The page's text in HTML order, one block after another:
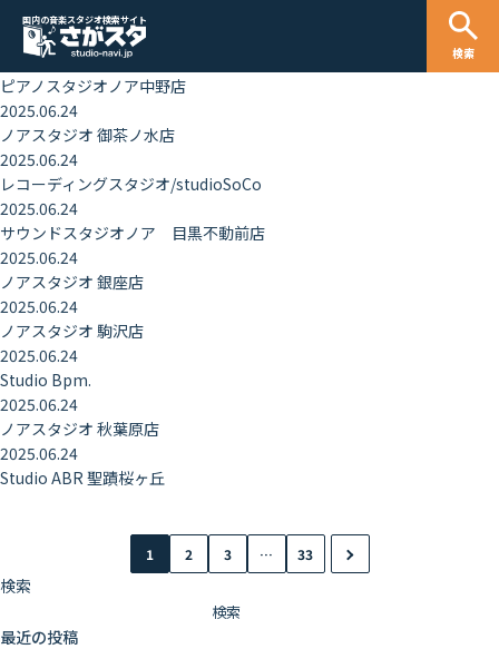
国内の音楽スタジオ検索サイト
検索
2025.06.24
AMATERAS STUDIO NAGAOKA
2025.06.24
ピアノスタジオノア中野店
2025.06.24
ノアスタジオ 御茶ノ水店
2025.06.24
レコーディングスタジオ/studioSoCo
2025.06.24
サウンドスタジオノア 目黒不動前店
2025.06.24
ノアスタジオ 銀座店
2025.06.24
ノアスタジオ 駒沢店
2025.06.24
Studio Bpm.
2025.06.24
ノアスタジオ 秋葉原店
2025.06.24
Studio ABR 聖蹟桜ヶ丘
1 2 3 … 33
検索
検索
最近の投稿